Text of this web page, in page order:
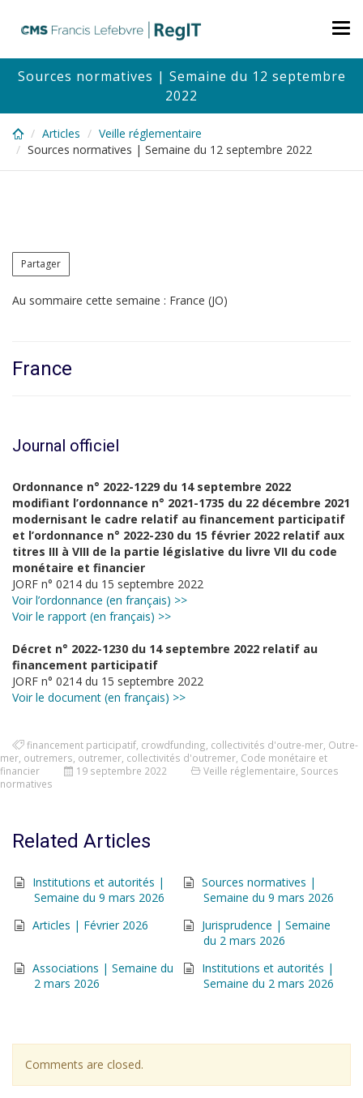
content
Sources normatives | Semaine du 12 septembre
2022
Articles
Veille réglementaire
Sources normatives | Semaine du 12 septembre 2022
Partager
Au sommaire cette semaine : France (JO)
France
Journal officiel
Ordonnance n° 2022-1229 du 14 septembre 2022
modifiant l’ordonnance n° 2021-1735 du 22 décembre 2021
modernisant le cadre relatif au financement participatif
et l’ordonnance n° 2022-230 du 15 février 2022 relatif aux
titres III à VIII de la partie législative du livre VII du code
monétaire et financier
JORF n° 0214 du 15 septembre 2022
Voir l’ordonnance (en français) >>
Voir le rapport (en français) >>
Décret n° 2022-1230 du 14 septembre 2022 relatif au
financement participatif
JORF n° 0214 du 15 septembre 2022
Voir le document (en français) >>
financement participatif crowdfunding collectivités d'outre-mer Outre-
mer outremers outremer collectivités d'outremer Code monétaire et
financier
19 septembre 2022 Veille réglementaire Sources
normatives
Related Articles
Institutions et autorités |
Semaine du 9 mars 2026
Sources normatives |
Semaine du 9 mars 2026
Articles | Février 2026
Jurisprudence | Semaine
du 2 mars 2026
Associations | Semaine du
2 mars 2026
Institutions et autorités |
Semaine du 2 mars 2026
Comments are closed.